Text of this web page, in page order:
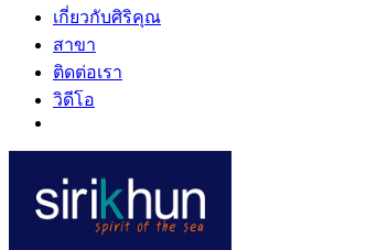
เกี่ยวกับศิริคุณ
สาขา
ติดต่อเรา
วิดีโอ